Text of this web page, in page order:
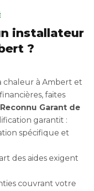
installateur
?
chaleur à Ambert et
faites
Garant de
garantit :
spécifique et
des aides exigent
couvrant votre